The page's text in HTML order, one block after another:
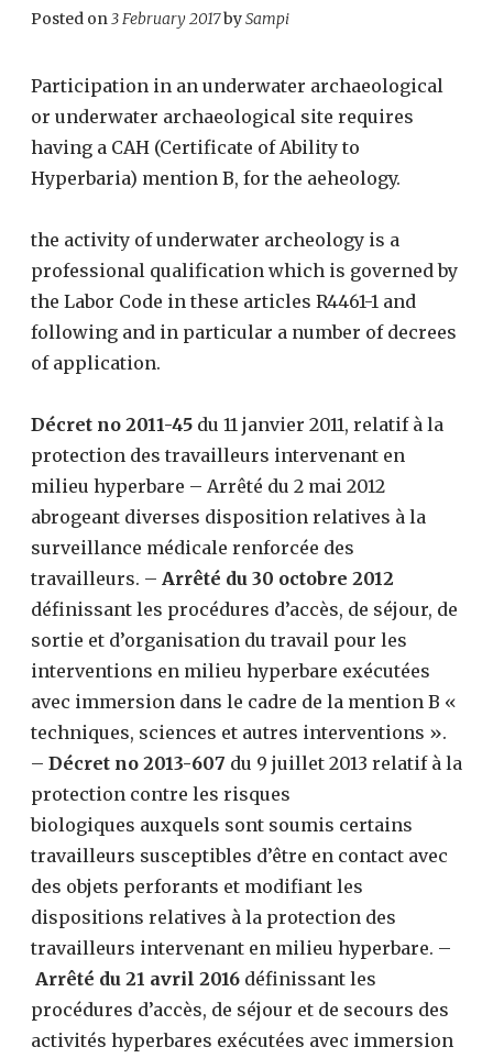
Posted on3 February 2017bySampi
Participation in an underwater archaeological
or underwater archaeological site requires
having a CAH (Certificate of Ability to
Hyperbaria) mention B, for the aeheology.
the activity of underwater archeology is a
professional qualification which is governed by
the Labor Code in these articles R4461-1 and
following and in particular a number of decrees
of application.
Décret no 2011-45 du 11 janvier 2011, relatif à la
protection des travailleurs intervenant en
milieu hyperbare – Arrêté du 2 mai 2012
abrogeant diverses disposition relatives à la
surveillance médicale renforcée des
travailleurs. – Arrêté du 30 octobre 2012
définissant les procédures d’accès, de séjour, de
sortie et d’organisation du travail pour les
interventions en milieu hyperbare exécutées
avec immersion dans le cadre de la mention B «
techniques, sciences et autres interventions ».
– Décret no 2013-607 du 9 juillet 2013 relatif à la
protection contre les risques
biologiques auxquels sont soumis certains
travailleurs susceptibles d’être en contact avec
des objets perforants et modifiant les
dispositions relatives à la protection des
travailleurs intervenant en milieu hyperbare. –
Arrêté du 21 avril 2016 définissant les
procédures d’accès, de séjour et de secours des
activités hyperbares exécutées avec immersion